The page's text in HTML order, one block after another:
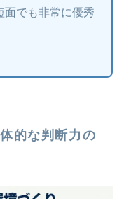
面でも非常に優秀
的な判断力の